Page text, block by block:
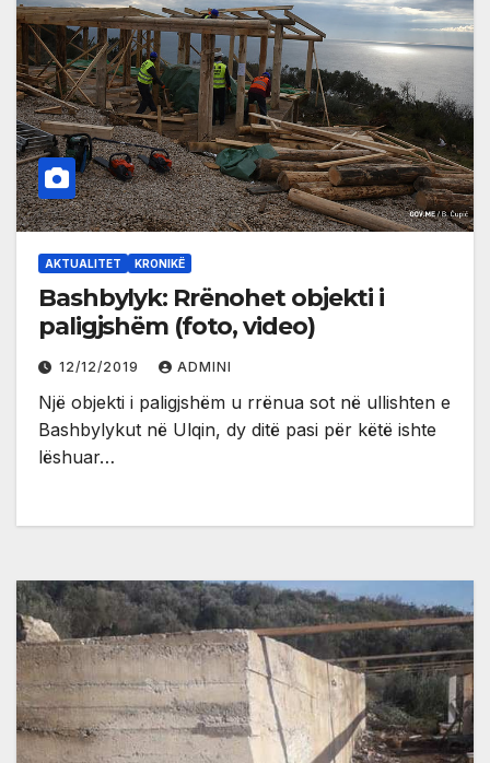
AKTUALITET KRONIKË
Bashbylyk: Rrënohet objekti i
paligjshëm (foto, video)
12/12/2019 ADMINI
Një objekti i paligjshëm u rrënua sot në ullishten e
Bashbylykut në Ulqin, dy ditë pasi për këtë ishte
lëshuar…